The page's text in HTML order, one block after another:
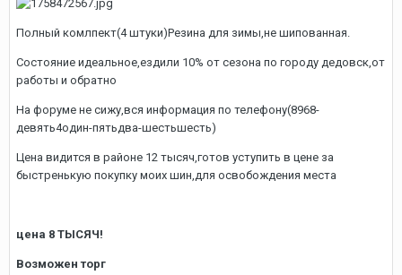
Полный комлпект(4 штуки)Резина для зимы,не шипованная.
Состояние идеальное,ездили 10% от сезона по городу дедовск,от
работы и обратно
На форуме не сижу,вся информация по телефону(8968-
девять4один-пятьдва-шестьшесть)
Цена видится в районе 12 тысяч,готов уступить в цене за
быстренькую покупку моих шин,для освобождения места
цена 8 ТЫСЯЧ!
Возможен торг